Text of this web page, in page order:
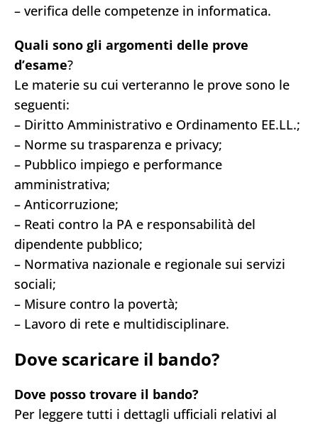
– verifica delle competenze in informatica.
Quali sono gli argomenti delle prove
d’esame?
Le materie su cui verteranno le prove sono le
seguenti:
– Diritto Amministrativo e Ordinamento EE.LL.;
– Norme su trasparenza e privacy;
– Pubblico impiego e performance
amministrativa;
– Anticorruzione;
– Reati contro la PA e responsabilità del
dipendente pubblico;
– Normativa nazionale e regionale sui servizi
sociali;
– Misure contro la povertà;
– Lavoro di rete e multidisciplinare.
Dove scaricare il bando?
Dove posso trovare il bando?
Per leggere tutti i dettagli ufficiali relativi al